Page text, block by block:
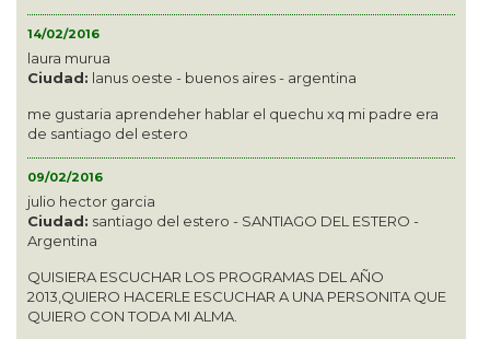
14/02/2016
laura murua
Ciudad: lanus oeste - buenos aires - argentina
me gustaria aprendeher hablar el quechu xq mi padre era
de santiago del estero
09/02/2016
julio hector garcia
Ciudad: santiago del estero - SANTIAGO DEL ESTERO -
Argentina
QUISIERA ESCUCHAR LOS PROGRAMAS DEL AÑO
2013,QUIERO HACERLE ESCUCHAR A UNA PERSONITA QUE
QUIERO CON TODA MI ALMA.